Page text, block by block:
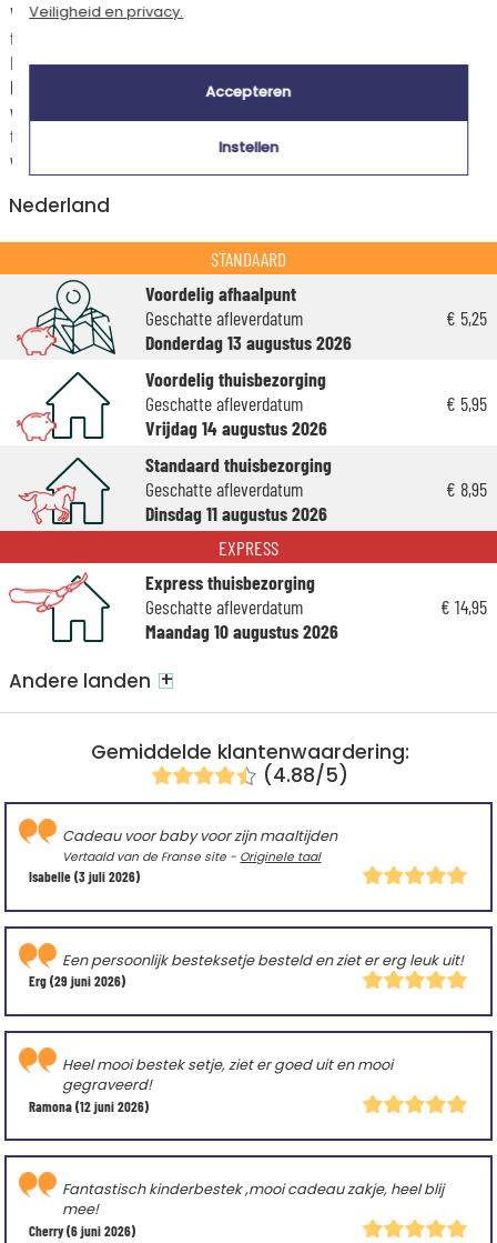
Gemiddelde klantenwaardering:
(4.88/5)
Isabelle(3 juli 2026)
Cadeau voor baby voor zijn maaltijden
Vertaald van de Franse site - Originele taal
Erg(29 juni 2026)
Een persoonlijk besteksetje besteld en ziet er erg leuk uit!
Ramona(12 juni 2026)
Heel mooi bestek setje, ziet er goed uit en mooi
gegraveerd!
Cherry(6 juni 2026)
Fantastisch kinderbestek ,mooi cadeau zakje, heel blij
mee!
Voor elke bestelling onder 85 €, zijn de onderstaande verzendkosten van
toepassing.
De geschatte levertijden kunt je hieronder vinden. Je kunt de
bezorgopties bepalen: normale levering of express levering. Per cadeau
worden de mogelijke leveropties weergegeven op de artikelpagina en
tijdens de stappen van je winkelwagen. (Als je het geld overmaakt, houd
wel rekening met 3-4 dagen extra levertijd van je cadeau.)
Nederland
STANDAARD
Voordelig afhaalpunt
Geschatte afleverdatum
Donderdag 13 augustus 2026
€ 5,25
Voordelig thuisbezorging
Geschatte afleverdatum
Vrijdag 14 augustus 2026
€ 5,95
Standaard thuisbezorging
Geschatte afleverdatum
Dinsdag 11 augustus 2026
€ 8,95
EXPRESS
Express thuisbezorging
Geschatte afleverdatum
Maandag 10 augustus 2026
€ 14,95
Andere landen +
Veiligheid en privacy.
Accepteren
Instellen